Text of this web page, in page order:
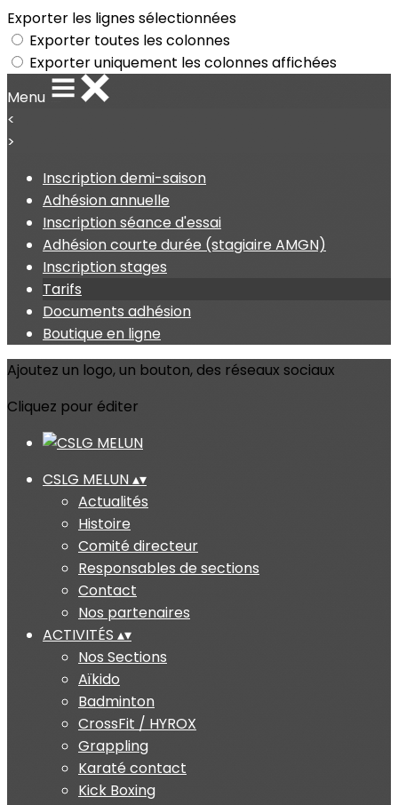
Exporter les lignes sélectionnées
Exporter toutes les colonnes
Exporter uniquement les colonnes affichées
Menu
<
>
Inscription demi-saison
Adhésion annuelle
Inscription séance d'essai
Adhésion courte durée (stagiaire AMGN)
Inscription stages
Tarifs
Documents adhésion
Boutique en ligne
Ajoutez un logo, un bouton, des réseaux sociaux
Cliquez pour éditer
CSLG MELUN▴▾
Actualités
Histoire
Comité directeur
Responsables de sections
Contact
Nos partenaires
ACTIVITÉS ▴▾
Nos Sections
Aïkido
Badminton
CrossFit / HYROX
Grappling
Karaté contact
Kick Boxing